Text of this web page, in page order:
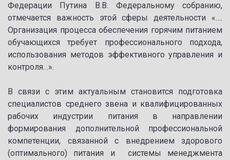
Федерации Путина В.В. Федеральному собранию,
отмечается важность этой сферы деятельности «….
Организация процесса обеспечения горячим питанием
обучающихся требует профессионального подхода,
использования методов эффективного управления и
контроля…».
В связи с этим актуальным становится подготовка
специалистов среднего звена и квалифицированных
рабочих индустрии питания в направлении
формирования дополнительной профессиональной
компетенции, связанной с внедрением здорового
(оптимального) питания и системы менеджмента